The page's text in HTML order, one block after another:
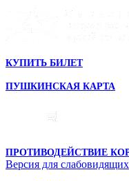
КУПИТЬ БИЛЕТ
ПУШКИНСКАЯ КАРТА
ПРОТИВОДЕЙСТВИЕ
Версия для слабовидящих